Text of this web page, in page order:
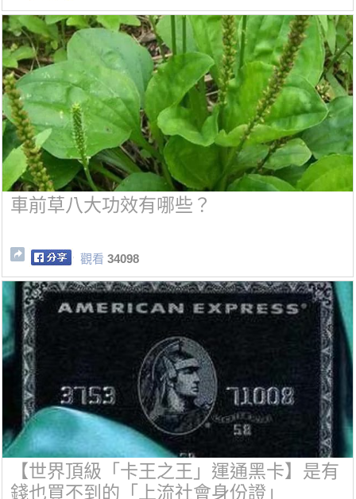
車前草八大功效有哪些？
觀看 34098
【世界頂級「卡王之王」運通黑卡】是有
錢也買不到的「上流社會身份證」